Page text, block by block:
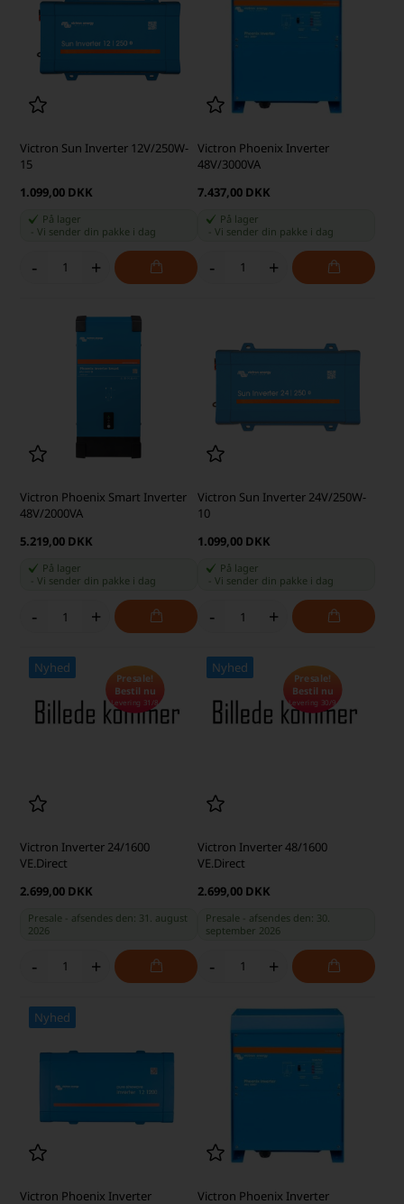
Victron Sun Inverter 12V/250W-
15
1.099,00 DKK
På lager
-Vi sender din pakke i dag
- +
Victron Phoenix Inverter
48V/3000VA
7.437,00 DKK
På lager
Vi sender din pakke i dag
- +
Victron Phoenix Smart Inverter
48V/2000VA
5.219,00 DKK
På lager
-Vi sender din pakke i dag
- +
Victron Sun Inverter 24V/250W-
10
1.099,00 DKK
På lager
Vi sender din pakke i dag
- +
Presale!
Bestil nu
Levering 31/8
Nyhed
Victron Inverter 24/1600
VE.Direct
2.699,00 DKK
Presale - afsendes den: 31. august
2026
- +
Presale!
Bestil nu
Levering 30/9
Nyhed
Victron Inverter 48/1600
VE.Direct
2.699,00 DKK
Presale - afsendes den: 30.
september 2026
- +
Nyhed
Victron Phoenix Inverter Victron Phoenix Inverter